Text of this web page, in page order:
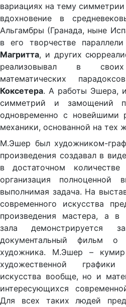
вариациях на тему
вдохновение в
Альгамбры (Гранада, ныне
в его творчестве
Магритта, и других
реализовывал в
математических
Коксетера. А работы Эшера,
симметрий и замощений
одновременно с новейшими
механики, основанной на тех
М.Эшер был художником-
произведения создавал в
в достаточном
организация
выполнимая задача. На
современного искусства
произведения мастера, а в
зала демонстрируется
документальный фильм
художника. М.Эшер –
художественной
искусства вообще, но и
интересующихся
Для всех таких людей